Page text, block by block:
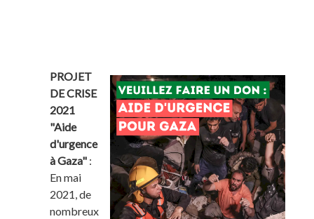
PROJET
DE CRISE
2021
"Aide
d'urgence
à Gaza" :
En mai
2021, de
nombreux